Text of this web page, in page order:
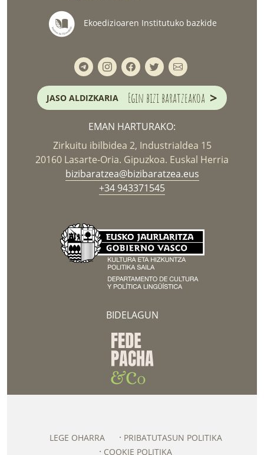
Ekoedizioaren Institutuko bazkide
JASO ALDIZKARIA Egin bizi baratzeakoa >
EMAN HARTURAKO:
Zirkuitu ibilbidea 2, Industrialdea 15
20160 Lasarte-Oria. Gipuzkoa. Euskal Herria
bizibaratzea@bizibaratzea.eus
+34 943371545
BIDELAGUN
LEGE OHARRA
PRIBATUTASUN POLITIKA
COOKIE POLITIKA